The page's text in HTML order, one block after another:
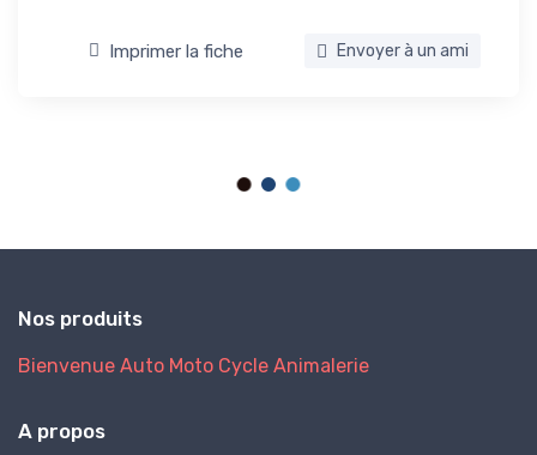
Imprimer la fiche Envoyer à un ami
Nos produits
Bienvenue Auto Moto Cycle Animalerie
A propos